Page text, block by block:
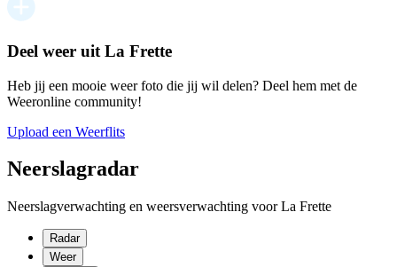
Deel weer uit La Frette
Heb jij een mooie weer foto die jij wil delen? Deel hem met de
Weeronline community!
Upload een Weerflits
Neerslagradar
Neerslagverwachting en weersverwachting voor La Frette
Radar
Weer